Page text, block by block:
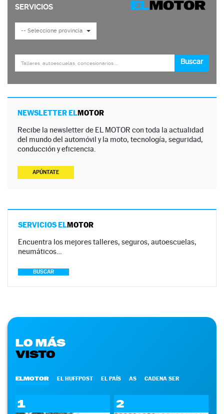
NEWSLETTER ELMOTOR
Recibe la newsletter de EL MOTOR con toda la actualidad
del mundo del automóvil y la moto, tecnología, seguridad,
conducción y eficiencia.
APÚNTATE
SERVICIOS ELMOTOR
Encuentra los mejores talleres, seguros, autoescuelas,
neumáticos…
BUSCAR
LO MÁS
VISTO
ELMOTOR EL HUFFPOST EL PAÍS AS CADENA SER
1 2